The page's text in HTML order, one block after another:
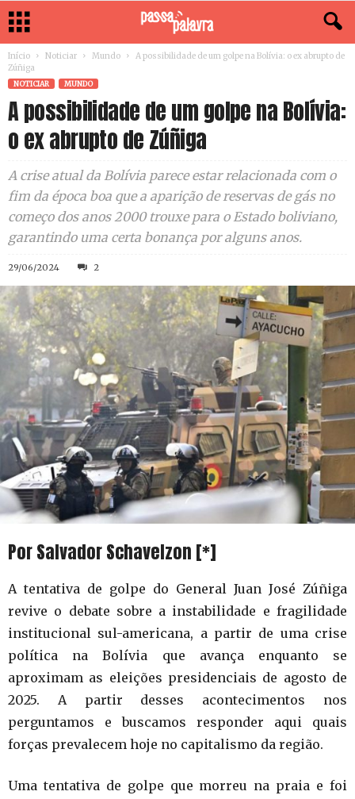
Início Noticiar Mundo
A possibilidade de um golpe na Bolívia: o ex abrupto de
Zúñiga
NOTICIAR MUNDO
A possibilidade de um golpe na Bolívia:
o ex abrupto de Zúñiga
A crise atual da Bolívia parece estar relacionada com o
fim da época boa que a aparição de reservas de gás no
começo dos anos 2000 trouxe para o Estado boliviano,
garantindo uma certa bonança por alguns anos.
29/06/2024 2
Por Salvador Schavelzon [*]
A tentativa de golpe do General Juan José Zúñiga
revive o debate sobre a instabilidade e fragilidade
institucional sul-americana, a partir de uma crise
política na Bolívia que avança enquanto se
aproximam as eleições presidenciais de agosto de
2025. A partir desses acontecimentos nos
perguntamos e buscamos responder aqui quais
forças prevalecem hoje no capitalismo da região.
Uma tentativa de golpe que morreu na praia e foi